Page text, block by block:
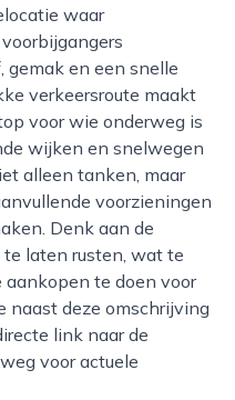
waar
en een snelle
verkeersroute maakt
voor wie onderweg is
wijken en snelwegen
alleen tanken, maar
voorzieningen
Denk aan de
laten rusten, wat te
te doen voor
naast deze omschrijving
link naar de
voor actuele